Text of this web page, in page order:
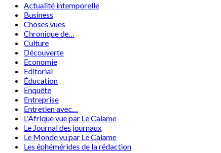
Actualité intemporelle
Business
Choses vues
Chronique de…
Culture
Découverte
Economie
Editorial
Éducation
Enquête
Entreprise
Entretien avec…
L'Afrique vue par Le Calame
Le Journal des journaux
Le Monde vu par Le Calame
Les éphémérides de la rédaction